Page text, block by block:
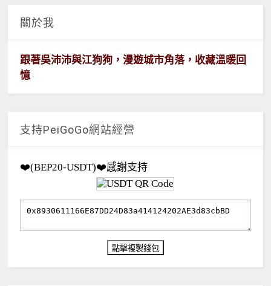
關於我
跟著吳沛沛與江狗狗，漫遊城市角落，收藏溫暖回
憶
支持PeiGoGo網站經營
❤️(BEP20-USDT)❤️感謝支持